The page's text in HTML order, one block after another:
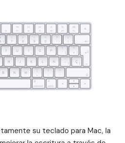
su teclado para Mac, la